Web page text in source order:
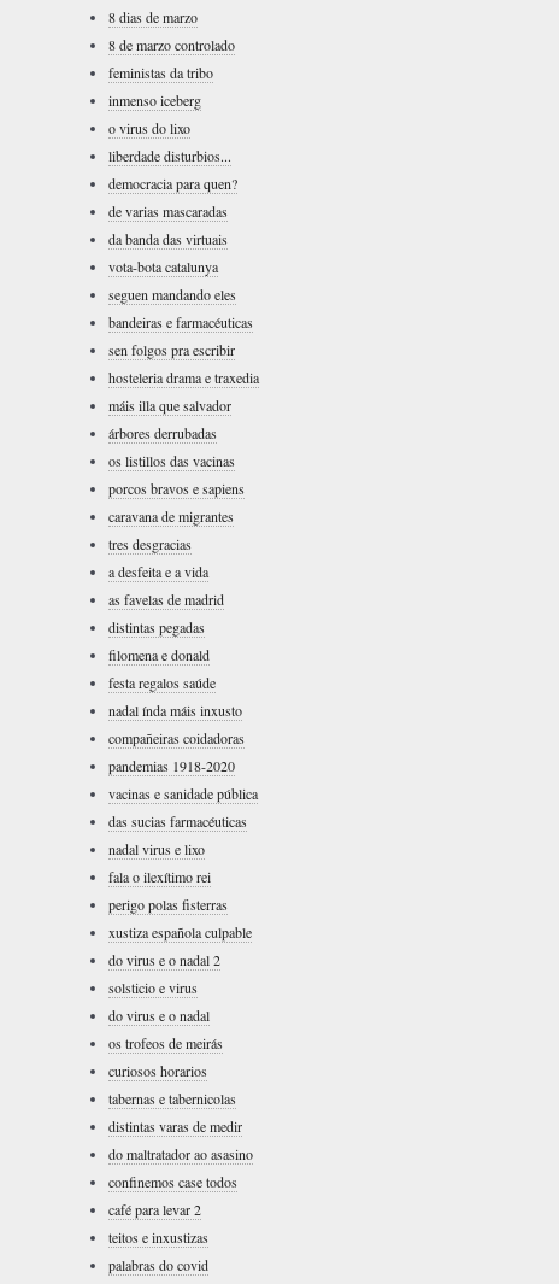
8 dias de marzo
8 de marzo controlado
feministas da tribo
inmenso iceberg
o virus do lixo
liberdade disturbios...
democracia para quen?
de varias mascaradas
da banda das virtuais
vota-bota catalunya
seguen mandando eles
bandeiras e farmacéuticas
sen folgos pra escribir
hosteleria drama e traxedia
máis illa que salvador
árbores derrubadas
os listillos das vacinas
porcos bravos e sapiens
caravana de migrantes
tres desgracias
a desfeita e a vida
as favelas de madrid
distintas pegadas
filomena e donald
festa regalos saúde
nadal índa máis inxusto
compañeiras coidadoras
pandemias 1918-2020
vacinas e sanidade pública
das sucias farmacéuticas
nadal virus e lixo
fala o ilexítimo rei
perigo polas fisterras
xustiza española culpable
do virus e o nadal 2
solsticio e virus
do virus e o nadal
os trofeos de meirás
curiosos horarios
tabernas e tabernicolas
distintas varas de medir
do maltratador ao asasino
confinemos case todos
café para levar 2
teitos e inxustizas
palabras do covid